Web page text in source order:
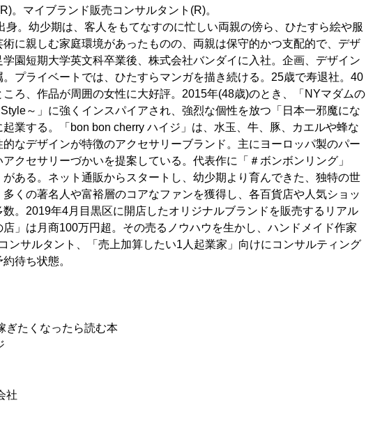
。マイブランド販売コンサルタント(R)。
身。幼少期は、客人をもてなすのに忙しい両親の傍ら、ひたすら絵や服
に親しむ家庭環境があったものの、両親は保守的かつ支配的で、デザ
園短期大学英文科卒業後、株式会社バンダイに入社。企画、デザイン
プライベートでは、ひたすらマンガを描き続ける。25歳で寿退社。40
ろ、作品が周囲の女性に大好評。2015年(48歳)のとき、「NYマダムの
～」に強くインスパイアされ、強烈な個性を放つ「日本一邪魔にな
業する。「bon bon cherry ハイジ」は、水玉、牛、豚、カエルや蜂な
なデザインが特徴のアクセサリーブランド。主にヨーロッパ製のパー
クセサリーづかいを提案している。代表作に「＃ボンボンリング」
がある。ネット通販からスタートし、幼少期より育んできた、独特の世
くの著名人や富裕層のコアなファンを獲得し、各百貨店や人気ショッ
。2019年4月目黒区に開店したオリジナルブランドを販売するリアル
」は月商100万円超。その売るノウハウを生かし、ハンドメイド作家
ンサルタント、「売上加算したい1人起業家」向けにコンサルティング
待ち状態。
たくなったら読む本
社